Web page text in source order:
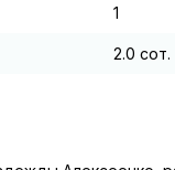
1
2.0 сот.